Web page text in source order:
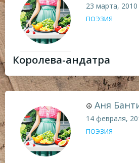
23 марта, 2010
ПОЭЗИЯ
Королева-андатра
☮ Аня
14 февраля,
ПОЭЗИЯ